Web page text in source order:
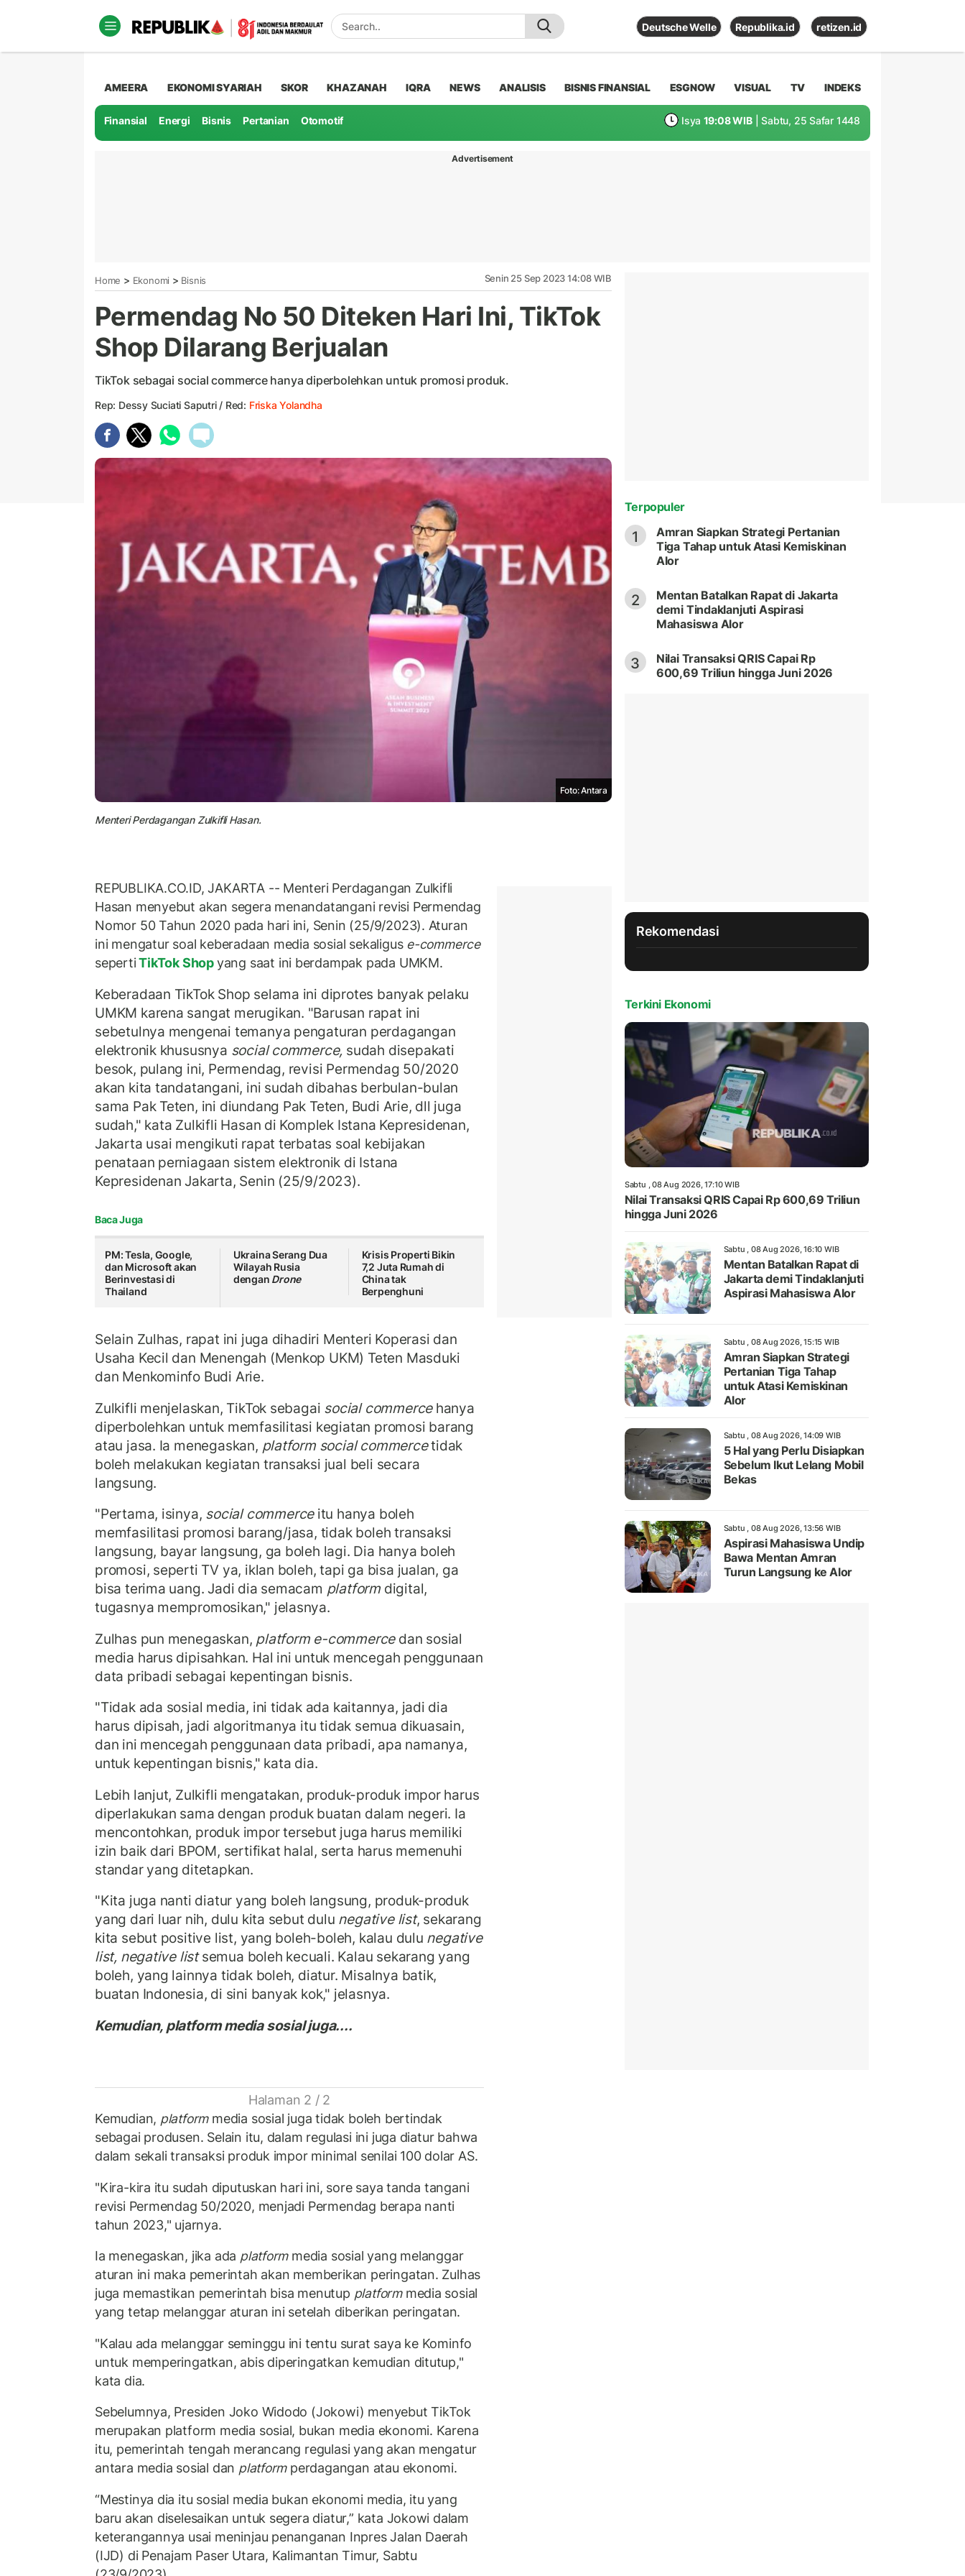
Deutsche Welle Republika.id retizen.id
AMEERA EKONOMI SYARIAH SKOR KHAZANAH IQRA NEWS ANALISIS BISNIS FINANSIAL ESGNOW VISUAL TV INDEKS
Finansial Energi Bisnis Pertanian Otomotif Isya 19:08 WIB | Sabtu, 25 Safar 1448
Advertisement
Home > Ekonomi > Bisnis Senin 25 Sep 2023 14:08 WIB
Permendag No 50 Diteken Hari Ini, TikTok
Shop Dilarang Berjualan
TikTok sebagai social commerce hanya diperbolehkan untuk promosi produk.
Rep: Dessy Suciati Saputri / Red: Friska Yolandha
Foto: Antara
Menteri Perdagangan Zulkifli Hasan.
REPUBLIKA.CO.ID, JAKARTA -- Menteri Perdagangan Zulkifli
Hasan menyebut akan segera menandatangani revisi Permendag
Nomor 50 Tahun 2020 pada hari ini, Senin (25/9/2023). Aturan
ini mengatur soal keberadaan media sosial sekaligus e-commerce
sepertiTikTok Shopyang saat ini berdampak pada UMKM.
Keberadaan TikTok Shop selama ini diprotes banyak pelaku
UMKM karena sangat merugikan. "Barusan rapat ini
sebetulnya mengenai temanya pengaturan perdagangan
elektronik khususnya social commerce, sudah disepakati
besok, pulang ini, Permendag, revisi Permendag 50/2020
akan kita tandatangani, ini sudah dibahas berbulan-bulan
sama Pak Teten, ini diundang Pak Teten, Budi Arie, dll juga
sudah," kata Zulkifli Hasan di Komplek Istana Kepresidenan,
Jakarta usai mengikuti rapat terbatas soal kebijakan
penataan perniagaan sistem elektronik di Istana
Kepresidenan Jakarta, Senin (25/9/2023).
Baca Juga
PM: Tesla, Google,
dan Microsoft akan
Berinvestasi di
Thailand
Ukraina Serang Dua
Wilayah Rusia
dengan Drone
Krisis Properti Bikin
7,2 Juta Rumah di
China tak
Berpenghuni
Selain Zulhas, rapat ini juga dihadiri Menteri Koperasi dan
Usaha Kecil dan Menengah (Menkop UKM) Teten Masduki
dan Menkominfo Budi Arie.
Zulkifli menjelaskan, TikTok sebagai social commercehanya
diperbolehkan untuk memfasilitasi kegiatan promosi barang
atau jasa. Ia menegaskan, platform social commercetidak
boleh melakukan kegiatan transaksi jual beli secara
langsung.
"Pertama, isinya, social commerceitu hanya boleh
memfasilitasi promosi barang/jasa, tidak boleh transaksi
langsung, bayar langsung, ga boleh lagi. Dia hanya boleh
promosi, seperti TV ya, iklan boleh, tapi ga bisa jualan, ga
bisa terima uang. Jadi dia semacam platformdigital,
tugasnya mempromosikan," jelasnya.
Zulhas pun menegaskan, platform e-commercedan sosial
media harus dipisahkan. Hal ini untuk mencegah penggunaan
data pribadi sebagai kepentingan bisnis.
"Tidak ada sosial media, ini tidak ada kaitannya, jadi dia
harus dipisah, jadi algoritmanya itu tidak semua dikuasain,
dan ini mencegah penggunaan data pribadi, apa namanya,
untuk kepentingan bisnis," kata dia.
Lebih lanjut, Zulkifli mengatakan, produk-produk impor harus
diperlakukan sama dengan produk buatan dalam negeri. Ia
mencontohkan, produk impor tersebut juga harus memiliki
izin baik dari BPOM, sertifikat halal, serta harus memenuhi
standar yang ditetapkan.
"Kita juga nanti diatur yang boleh langsung, produk-produk
yang dari luar nih, dulu kita sebut dulu negative list, sekarang
kita sebut positive list, yang boleh-boleh, kalau dulu negative
list, negative listsemua boleh kecuali. Kalau sekarang yang
boleh, yang lainnya tidak boleh, diatur. Misalnya batik,
buatan Indonesia, di sini banyak kok," jelasnya.
Kemudian, platform media sosial juga....
Halaman 2 / 2
Kemudian, platformmedia sosial juga tidak boleh bertindak
sebagai produsen. Selain itu, dalam regulasi ini juga diatur bahwa
dalam sekali transaksi produk impor minimal senilai 100 dolar AS.
"Kira-kira itu sudah diputuskan hari ini, sore saya tanda tangani
revisi Permendag 50/2020, menjadi Permendag berapa nanti
tahun 2023," ujarnya.
Ia menegaskan, jika ada platformmedia sosial yang melanggar
aturan ini maka pemerintah akan memberikan peringatan. Zulhas
juga memastikan pemerintah bisa menutup platformmedia sosial
yang tetap melanggar aturan ini setelah diberikan peringatan.
"Kalau ada melanggar seminggu ini tentu surat saya ke Kominfo
untuk memperingatkan, abis diperingatkan kemudian ditutup,"
kata dia.
Sebelumnya, Presiden Joko Widodo (Jokowi) menyebut TikTok
merupakan platform media sosial, bukan media ekonomi. Karena
itu, pemerintah tengah merancang regulasi yang akan mengatur
antara media sosial dan platformperdagangan atau ekonomi.
“Mestinya dia itu sosial media bukan ekonomi media, itu yang
baru akan diselesaikan untuk segera diatur,” kata Jokowi dalam
keterangannya usai meninjau penanganan Inpres Jalan Daerah
(IJD) di Penajam Paser Utara, Kalimantan Timur, Sabtu
Terpopuler
1
Amran Siapkan Strategi Pertanian
Tiga Tahap untuk Atasi Kemiskinan
Alor
2
Mentan Batalkan Rapat di Jakarta
demi Tindaklanjuti Aspirasi
Mahasiswa Alor
3
Nilai Transaksi QRIS Capai Rp
600,69 Triliun hingga Juni 2026
Rekomendasi
Terkini Ekonomi
Sabtu , 08 Aug 2026, 17:10 WIB
Nilai Transaksi QRIS Capai Rp 600,69 Triliun
hingga Juni 2026
Sabtu , 08 Aug 2026, 16:10 WIB
Mentan Batalkan Rapat di
Jakarta demi Tindaklanjuti
Aspirasi Mahasiswa Alor
Sabtu , 08 Aug 2026, 15:15 WIB
Amran Siapkan Strategi
Pertanian Tiga Tahap
untuk Atasi Kemiskinan
Alor
Sabtu , 08 Aug 2026, 14:09 WIB
5 Hal yang Perlu Disiapkan
Sebelum Ikut Lelang Mobil
Bekas
Sabtu , 08 Aug 2026, 13:56 WIB
Aspirasi Mahasiswa Undip
Bawa Mentan Amran
Turun Langsung ke Alor